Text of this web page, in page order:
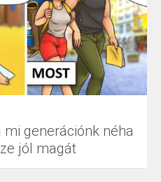
mi generációnk néha
jól magát